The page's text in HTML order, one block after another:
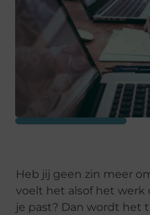
Heb jij geen zin meer
voelt het alsof het
je past? Dan wordt het